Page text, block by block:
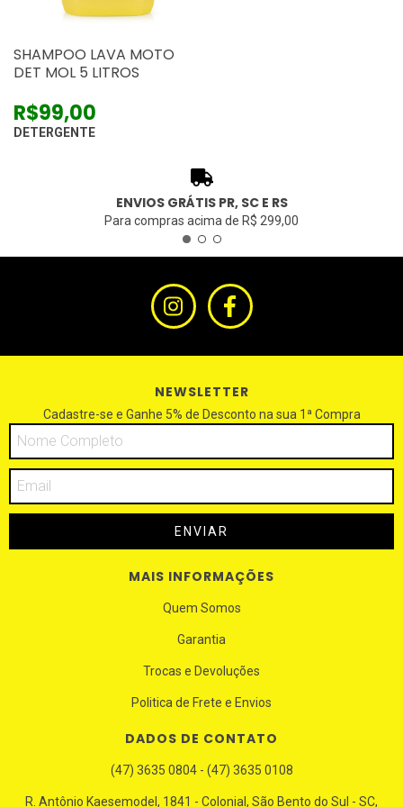
SHAMPOO LAVA MOTO
DET MOL 5 LITROS
R$99,00
DETERGENTE
ENVIOS GRÁTIS PR, SC E RS
Para compras acima de R$ 299,00
NEWSLETTER
Cadastre-se e Ganhe 5% de Desconto na sua 1ª Compra
MAIS INFORMAÇÕES
Quem Somos
Garantia
Trocas e Devoluções
Politica de Frete e Envios
DADOS DE CONTATO
(47) 3635 0804 - (47) 3635 0108
R. Antônio Kaesemodel, 1841 - Colonial, São Bento do Sul - SC,